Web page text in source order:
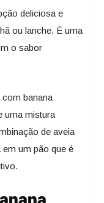
deliciosa e
ou lanche. É uma
o sabor
banana
uma mistura
de aveia
um pão que é